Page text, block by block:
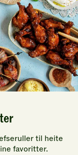
til heite
favoritter.